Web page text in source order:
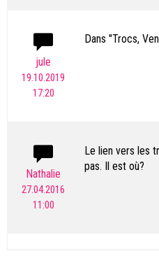
jule
19.10.2019
17:20
Dans "Trocs,
Nathalie
27.04.2016
11:00
Le lien vers les
pas. Il est où?